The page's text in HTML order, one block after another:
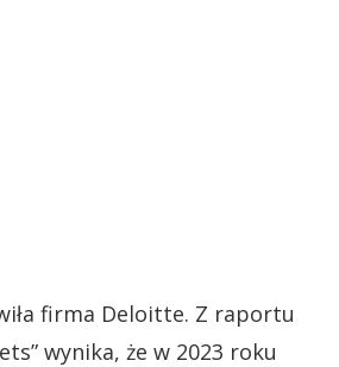
firma Deloitte. Z raportu
wynika, że w 2023 roku